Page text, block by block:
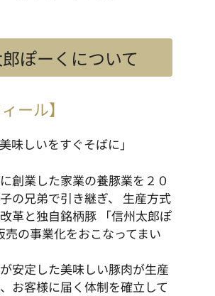
ぽーくについて
ール】
味しいをすぐそばに」
創業した家業の養豚業を２０
の兄弟で引き継ぎ、 生産方式
革と独自銘柄豚 「信州太郎ぽ
売の事業化をおこなってまい
安定した美味しい豚肉が生産
お客様に届く体制を確立して